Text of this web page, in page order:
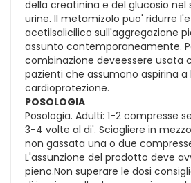
della creatinina e del glucosio nel
urine. Il metamizolo puo' ridurre
acetilsalicilico sull'aggregazione
assunto contemporaneamente.
combinazione deveessere usata
pazienti che assumono aspirina a
cardioprotezione.
POSOLOGIA
Posologia. Adulti: 1-2 compresse
3-4 volte al di'. Sciogliere in
non gassata una o due
L'assunzione del prodotto deve
pieno.Non superare le dosi